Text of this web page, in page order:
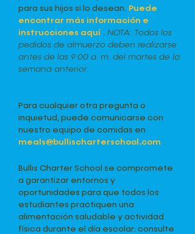
para sus hijos si lo desean. Puede
encontrar más información e
instrucciones aquí . NOTA: Todos los
pedidos de almuerzo deben realizarse
antes de las 9:00 a. m. del martes de la
semana anterior.
Para cualquier otra pregunta o
inquietud, puede comunicarse con
nuestro equipo de comidas en
meals@bullischarterschool.com .
Bullis Charter School se compromete
a garantizar entornos y
oportunidades para que todos los
estudiantes practiquen una
alimentación saludable y actividad
física durante el día escolar: consulte